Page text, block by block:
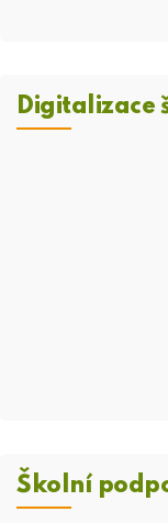
Digitalizace
Školní